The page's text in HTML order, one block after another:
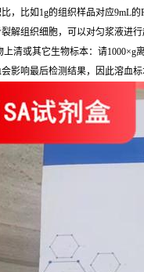
，比如1g的组织样品对应9mL的
解组织细胞，可以对匀浆液进行
清或其它生物标本：请1000×g
影响最后检测结果，因此溶血标